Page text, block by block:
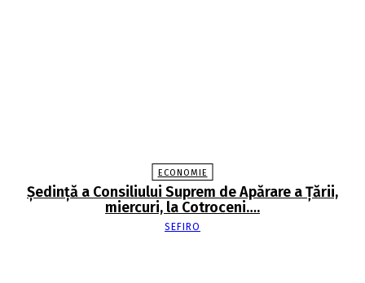
ECONOMIE
Şedinţă a Consiliului Suprem de Apărare a Ţării,
miercuri, la Cotroceni….
SEFIRO